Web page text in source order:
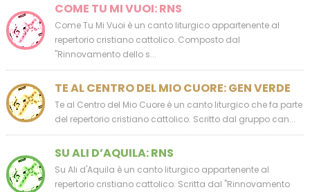
COME TU MI VUOI: RNS
Come Tu Mi Vuoi è un canto liturgico appartenente al
repertorio cristiano cattolico. Composto dal
"Rinnovamento dello s...
TE AL CENTRO DEL MIO CUORE: GEN VERDE
Te al Centro del Mio Cuore è un canto liturgico che fa parte
del repertorio cristiano cattolico. Scritto dal gruppo can...
SU ALI D’AQUILA: RNS
Su Ali d'Aquila è un canto liturgico appartenente al
repertorio cristiano cattolico. Scritta dal "Rinnovamento